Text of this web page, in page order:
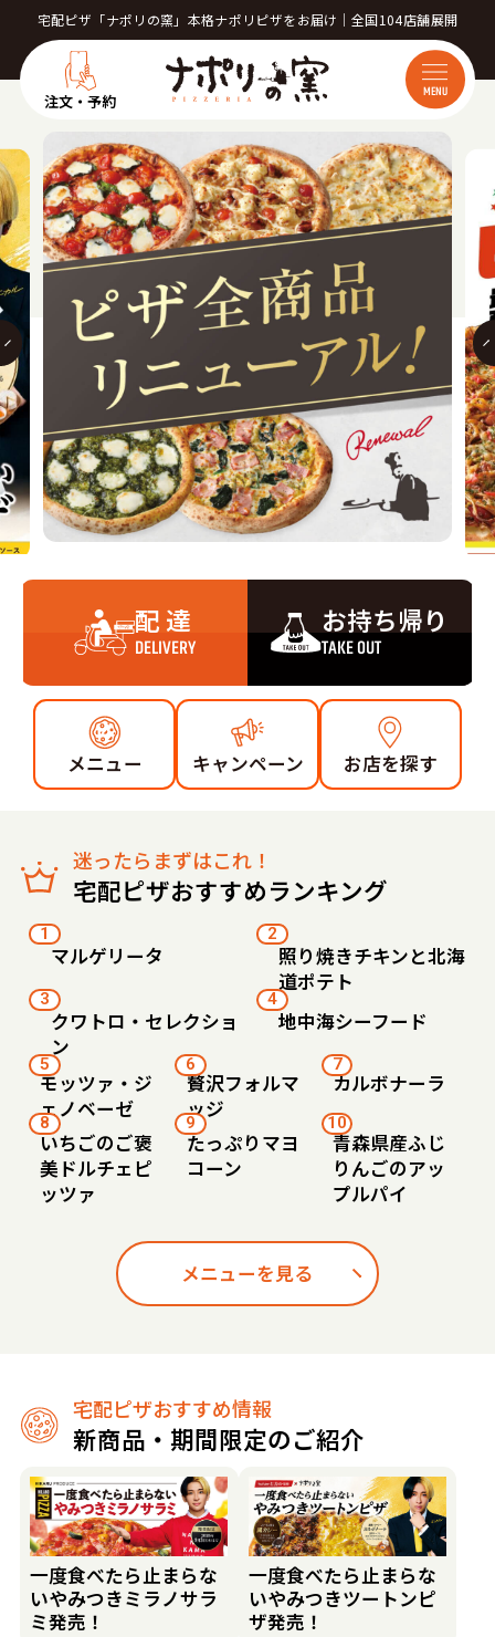
宅配ピザ「ナポリの窯」本格ナポリピザをお届け｜全国104店舗展開
注文・予約 MENU
配 達
DELIVERY
お持ち帰り
TAKE OUT
メニュー キャンペーン お店を探す
迷ったらまずはこれ！
宅配ピザおすすめランキング
1
マルゲリータ
2
照り焼きチキンと北海
道ポテト
3
クワトロ・セレクショ
ン
4
地中海シーフード
5
モッツァ・ジ
ェノベーゼ
6
贅沢フォルマ
ッジ
7
カルボナーラ
8
いちごのご褒
美ドルチェピ
ッツァ
9
たっぷりマヨ
コーン
10
青森県産ふじ
りんごのアッ
プルパイ
メニューを見る
宅配ピザおすすめ情報
新商品・期間限定のご紹介
一度食べたら止まらな
いやみつきミラノサラ
ミ発売！
一度食べたら止まらな
いやみつきツートンピ
ザ発売！